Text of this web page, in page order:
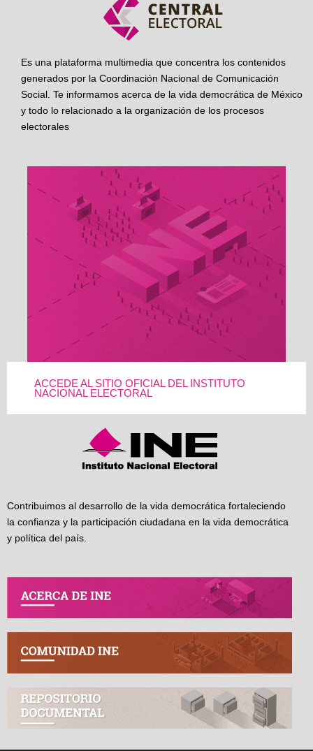
Es una plataforma multimedia que concentra los contenidos
generados por la Coordinación Nacional de Comunicación
Social. Te informamos acerca de la vida democrática de México
y todo lo relacionado a la organización de los procesos
electorales
ACCEDE AL SITIO OFICIAL DEL INSTITUTO
NACIONAL ELECTORAL
Contribuimos al desarrollo de la vida democrática fortaleciendo
la confianza y la participación ciudadana en la vida democrática
y política del país.